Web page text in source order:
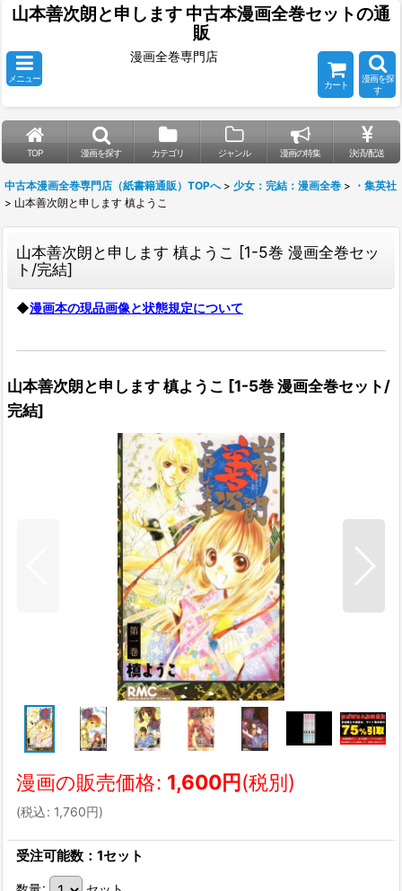
山本善次朗と申します 中古本漫画全巻セットの通
販
メニュー
漫画全巻専門店
カート
漫画を探
す
TOP 漫画を探す カテゴリ ジャンル 漫画の特集 決済/配送
中古本漫画全巻専門店（紙書籍通販）TOPへ > 少女：完結：漫画全巻 > ・集英社
> 山本善次朗と申します 槙ようこ
山本善次朗と申します 槙ようこ [1-5巻 漫画全巻セッ
ト/完結]
◆漫画本の現品画像と状態規定について
山本善次朗と申します 槙ようこ [1-5巻 漫画全巻セット/
完結]
漫画の販売価格: 1,600円(税別)
(税込: 1,760円)
受注可能数：1セット